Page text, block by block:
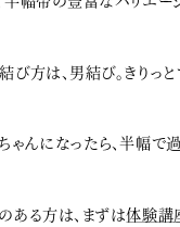
び方は、男結び。きりっと
ゃんになったら、半幅で
ある方は、まずは体験講